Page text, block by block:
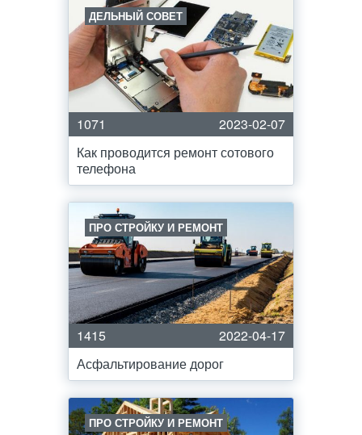
ДЕЛЬНЫЙ СОВЕТ
1071
2023-02-07
Как проводится ремонт сотового
телефона
ПРО СТРОЙКУ И РЕМОНТ
1415
2022-04-17
Асфальтирование дорог
ПРО СТРОЙКУ И РЕМОНТ